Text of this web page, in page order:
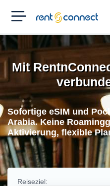
RENT'N
CONNECT
Mit
Sofortige eSIM und
Arabia. Keine
Aktivierung, flexible
Reiseziel: